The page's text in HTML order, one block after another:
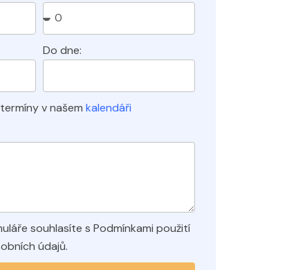
Do dne:
v našem kalendáři
souhlasíte s Podmínkami použití
údajů.